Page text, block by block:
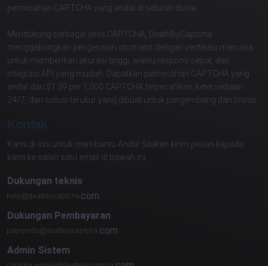
pemecahan CAPTCHA yang andal di seluruh dunia.
Mendukung berbagai jenis CAPTCHA, DeathByCaptcha
menggabungkan pengenalan otomatis dengan verifikasi manusia
untuk memberikan akurasi tinggi, waktu respons cepat, dan
integrasi API yang mudah. Dapatkan pemecahan CAPTCHA yang
andal dari $1.39 per 1,000 CAPTCHA terpecahkan, ketersediaan
24/7, dan solusi terukur yang dibuat untuk pengembang dan bisnis.
Kontak
Kami di sini untuk membantu Anda! Silakan kirim pesan kepada
kami ke salah satu email di bawah ini:
Dukungan teknis
com
Dukungan Pembayaran
com
Admin Sistem